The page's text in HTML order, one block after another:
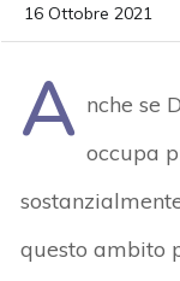
16 Ottobre 2021
A nche se
occupa
questo ambito